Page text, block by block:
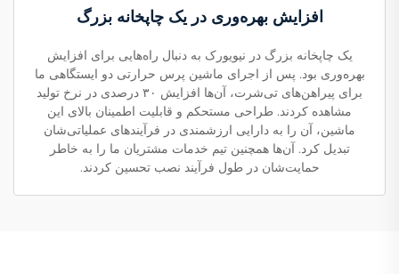
افزایش بهره‌وری در یک چاپخانه بزرگ
یک چاپخانه بزرگ در نیویورک به دنبال راه‌هایی برای افزایش
بهره‌وری بود. پس از اجرای ماشین پرس حرارتی دو ایستگاهی ما
برای پیراهن‌های تی‌شرت، آن‌ها افزایش ۳۰ درصدی در نرخ تولید
مشاهده کردند. طراحی مستحکم و قابلیت اطمینان بالای این
ماشین، آن را به دارایی ارزشمندی در فرآیندهای عملیاتی‌شان
تبدیل کرد. آن‌ها همچنین تیم خدمات مشتریان ما را به خاطر
حمایت‌شان در طول فرآیند نصب تحسین کردند.